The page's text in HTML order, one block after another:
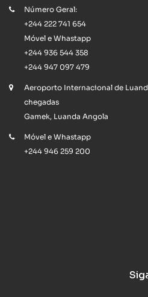
Número Geral:
+244 222 741 654
Móvel e Whastapp
+244 936 544 358
+244 947 097 479
Aeroporto Internacional de
chegadas
Gamek, Luanda Angola
Móvel e Whastapp
+244 946 259 200